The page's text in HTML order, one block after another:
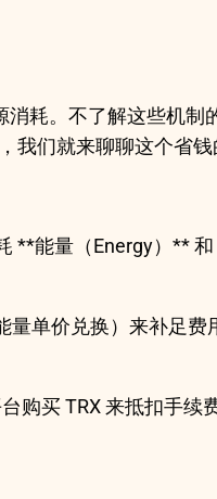
耗。不了解这些机制
们就来聊聊这个省钱
能量（Energy）** 和
单价兑换）来补足费
购买 TRX 来抵扣手续